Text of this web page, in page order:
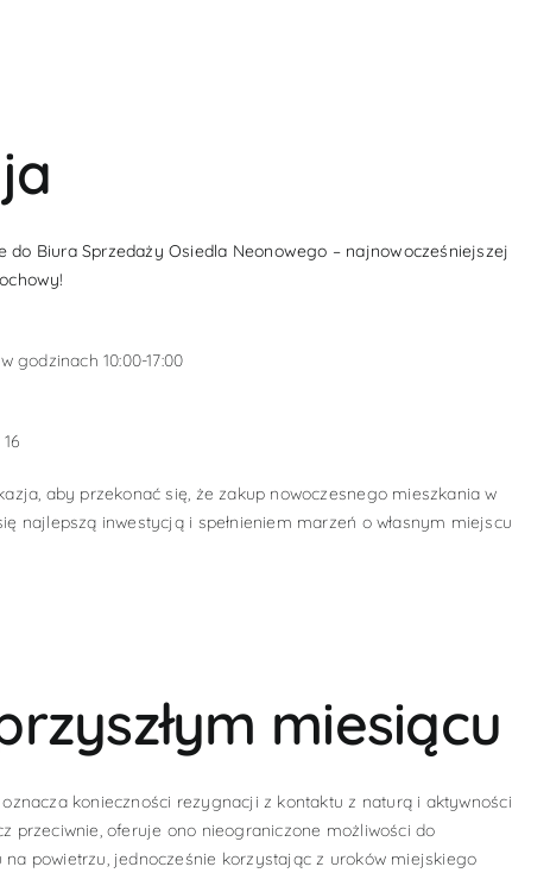
Biura Sprzedaży Osiedla Neonowego – najnowocześniejszej
godzinach 10:00-17:00
aby przekonać się, że zakup nowoczesnego mieszkania w
najlepszą inwestycją i spełnieniem marzeń o własnym miejscu
miesiącu
konieczności rezygnacji z kontaktu z naturą i aktywności
przeciwnie, oferuje ono nieograniczone możliwości do
powietrzu, jednocześnie korzystając z uroków miejskiego